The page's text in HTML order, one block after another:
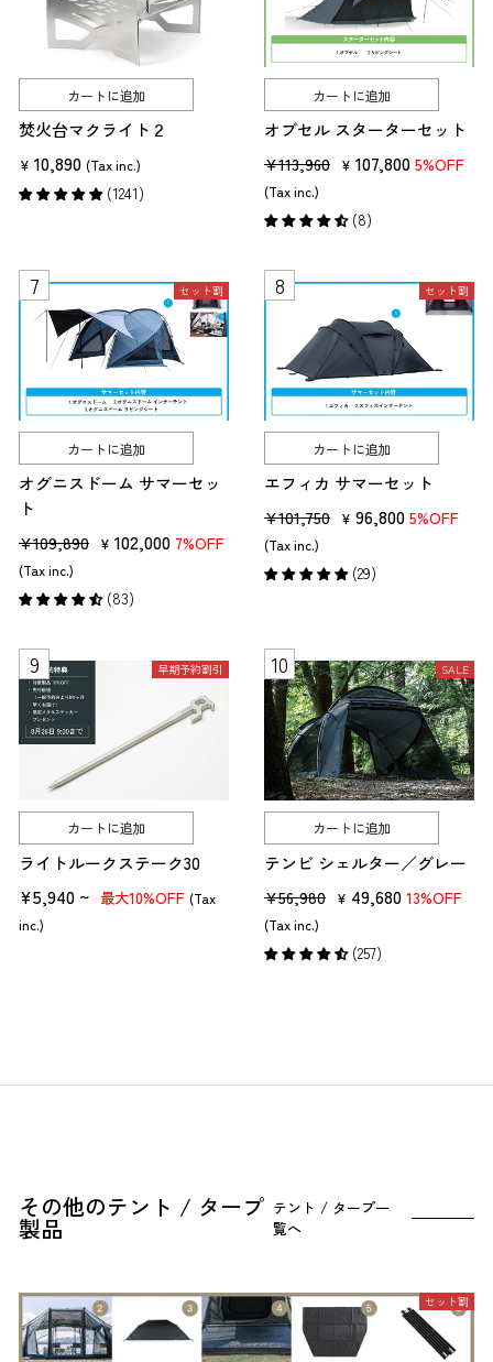
カートに追加
焚火台マクライト２
¥ 10,890 (Tax inc.)
(1241)
カートに追加
オブセル スターターセット
販
売
価
¥113,960 セ
ル
¥ 107,800 5%OFF
(Tax inc.)
(8)
セット割
カートに追加
オグニスドーム サマーセッ
ト
販
売
価
¥109,890 セ
ル
¥ 102,000 7%OFF
(Tax inc.)
(83)
セット割
カートに追加
エフィカ サマーセット
販
売
価
¥101,750 セ
ル
¥ 96,800 5%OFF
(Tax inc.)
(29)
早期予約割引
カートに追加
ライトルークステーク30
¥5,940 ~ 最大10%OFF (Tax
inc.)
SALE
カートに追加
テンビ シェルター／グレー
販
売
価
¥56,980 セ
ル
¥ 49,680 13%OFF
(Tax inc.)
(257)
その他のテント / タープ
製品
テント / タープ一
覧へ
セット割